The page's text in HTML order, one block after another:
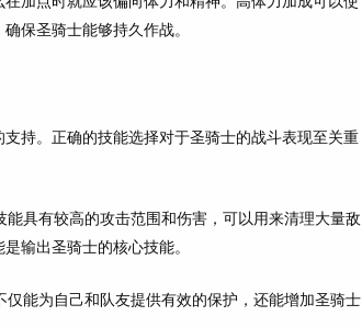
保圣骑士能够持久作战。
持。正确的技能选择对于圣骑士的战斗表现至关重
能具有较高的攻击范围和伤害，可以用来清理大量敌
输出圣骑士的核心技能。
仅能为自己和队友提供有效的保护，还能增加圣骑士